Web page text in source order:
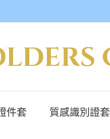
件套 質感識別證套